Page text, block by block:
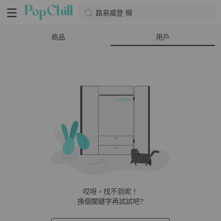
路易威登 棉
商品 用戶
哎呀，找不到呢！
換個關鍵字再試試吧?